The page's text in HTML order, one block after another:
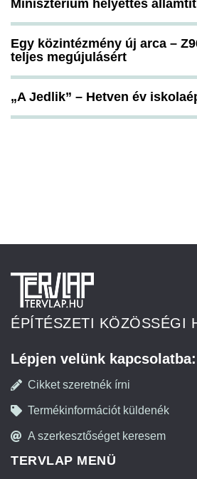
Minisztérium helyettes
Egy közintézmény új arca –
teljes megújulásért
„A Jedlik” – Hetven év
ÉPÍTÉSZETI KÖZÖSSÉGI
Lépjen velünk kapcsolatba:
Cikket szeretnék írni
Termékinformációt küldenék
A szerkesztőséget keresem
TERVLAP MENÜ